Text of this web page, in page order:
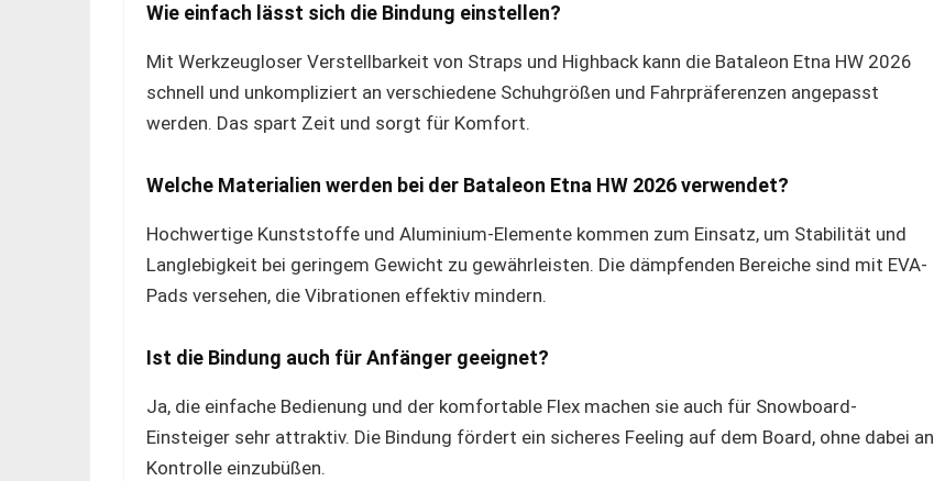
Wie einfach lässt sich die Bindung einstellen?
Mit Werkzeugloser Verstellbarkeit von Straps und Highback kann die Bataleon Etna HW 2026
schnell und unkompliziert an verschiedene Schuhgrößen und Fahrpräferenzen angepasst
werden. Das spart Zeit und sorgt für Komfort.
Welche Materialien werden bei der Bataleon Etna HW 2026 verwendet?
Hochwertige Kunststoffe und Aluminium-Elemente kommen zum Einsatz, um Stabilität und
Langlebigkeit bei geringem Gewicht zu gewährleisten. Die dämpfenden Bereiche sind mit EVA-
Pads versehen, die Vibrationen effektiv mindern.
Ist die Bindung auch für Anfänger geeignet?
Ja, die einfache Bedienung und der komfortable Flex machen sie auch für Snowboard-
Einsteiger sehr attraktiv. Die Bindung fördert ein sicheres Feeling auf dem Board, ohne dabei an
Kontrolle einzubüßen.